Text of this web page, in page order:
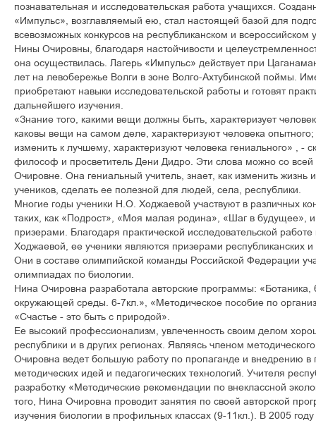
познавательная и исследовательская работа учащихся.
«Импульс», возглавляемый ею, стал настоящей базой для
всевозможных конкурсов на республиканском и
Нины Очировны, благодаря настойчивости и
она осуществилась. Лагерь «Импульс» действует при
лет на левобережье Волги в зоне Волго-Ахтубинской поймы.
приобретают навыки исследовательской работы и готовят
дальнейшего изучения.
«Знание того, какими вещи должны быть, характеризует
каковы вещи на самом деле, характеризуют человека опытного;
изменить к лучшему, характеризуют человека гениального» , -
философ и просветитель Дени Дидро. Эти слова можно со всей
Очировне. Она гениальный учитель, знает, как изменить жизнь
учеников, сделать ее полезной для людей, села, республики.
Многие годы ученики Н.О. Ходжаевой участвуют в различных
таких, как «Подрост», «Моя малая родина», «Шаг в будущее»,
призерами. Благодаря практической исследовательской
Ходжаевой, ее ученики являются призерами республиканских
Они в составе олимпийской команды Российской Федерации
олимпиадах по биологии.
Нина Очировна разработала авторские программы: «Ботаника,
окружающей среды. 6-7кл.», «Методическое пособие по
«Счастье - это быть с природой».
Ее высокий профессионализм, увлеченность своим делом
республики и в других регионах. Являясь членом
Очировна ведет большую работу по пропаганде и внедрению в
методических идей и педагогических технологий. Учителя
разработку «Методические рекомендации по внеклассной
того, Нина Очировна проводит занятия по своей авторской
изучения биологии в профильных классах (9-11кл.). В 2005 году